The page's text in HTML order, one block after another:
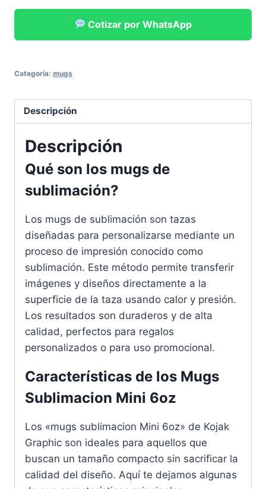
Cotizar por WhatsApp
Categoría: mugs
Descripción
Descripción
Qué son los mugs de
sublimación?
Los mugs de sublimación son tazas
diseñadas para personalizarse mediante un
proceso de impresión conocido como
sublimación. Este método permite transferir
imágenes y diseños directamente a la
superficie de la taza usando calor y presión.
Los resultados son duraderos y de alta
calidad, perfectos para regalos
personalizados o para uso promocional.
Características de los Mugs
Sublimacion Mini 6oz
Los «mugs sublimacion Mini 6oz» de Kojak
Graphic son ideales para aquellos que
buscan un tamaño compacto sin sacrificar la
calidad del diseño. Aquí te dejamos algunas